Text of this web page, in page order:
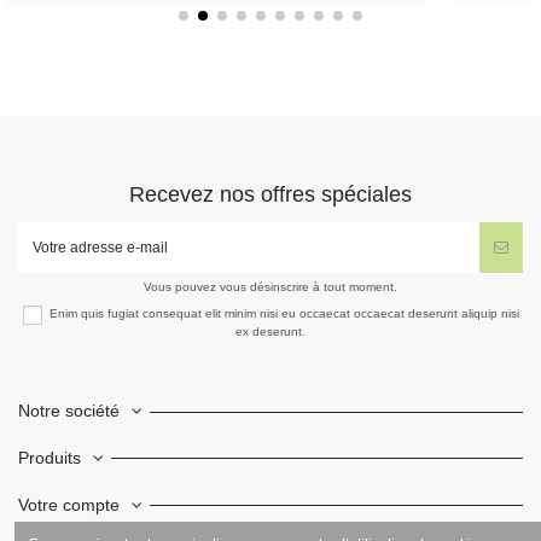
Recevez nos offres spéciales
Vous pouvez vous désinscrire à tout moment.
Enim quis fugiat consequat elit minim nisi eu occaecat occaecat deserunt aliquip nisi
ex deserunt.
Notre société
Produits
Votre compte